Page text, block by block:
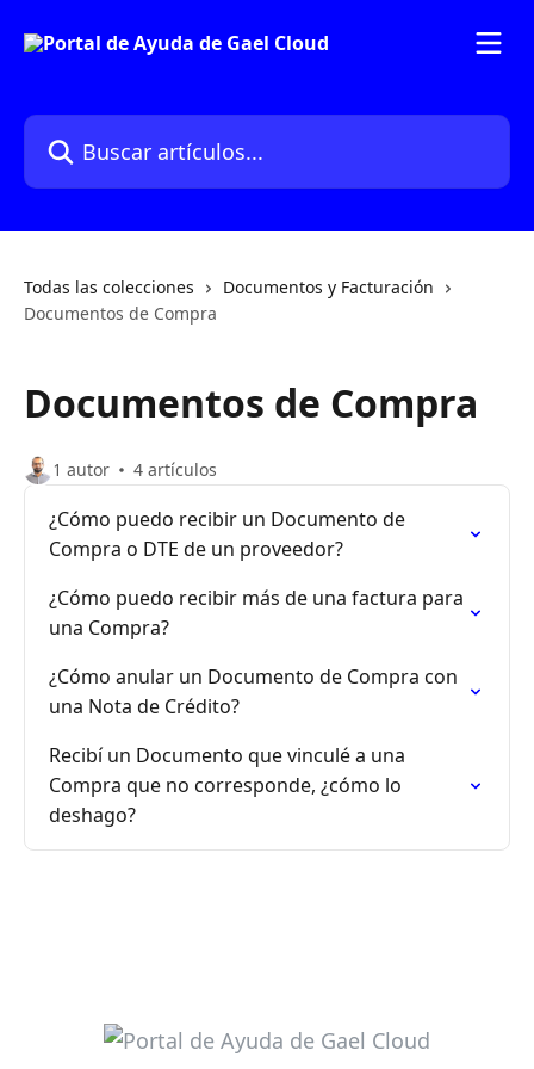
Buscar artículos...
Todas las colecciones
Documentos y Facturación
Documentos de Compra
Documentos de Compra
1 autor 4 artículos
¿Cómo puedo recibir un Documento de
Compra o DTE de un proveedor?
¿Cómo puedo recibir más de una factura para
una Compra?
¿Cómo anular un Documento de Compra con
una Nota de Crédito?
Recibí un Documento que vinculé a una
Compra que no corresponde, ¿cómo lo
deshago?